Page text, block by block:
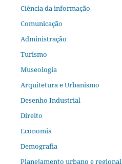
Ciência da informação
Comunicação
Administração
Turismo
Museologia
Arquitetura e Urbanismo
Desenho Industrial
Direito
Economia
Demografia
Planejamento urbano e regional